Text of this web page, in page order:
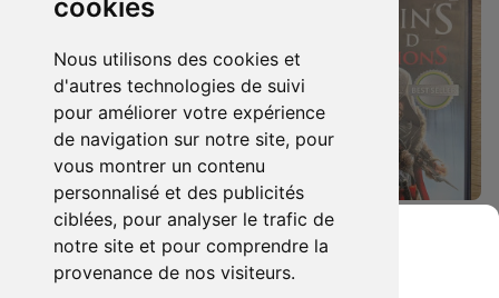
cookies
Nous utilisons des cookies et
d'autres technologies de suivi
pour améliorer votre expérience
de navigation sur notre site, pour
vous montrer un contenu
personnalisé et des publicités
ciblées, pour analyser le trafic de
notre site et pour comprendre la
provenance de nos visiteurs.
7.90 € 0
Duo : The Elder Scrolls Iv - Oblivion + Bioshock Xbox 360
4.90 €